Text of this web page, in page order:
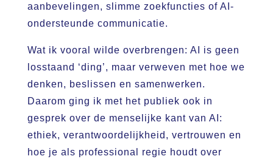
aanbevelingen, slimme zoekfuncties of AI-
ondersteunde communicatie.
Wat ik vooral wilde overbrengen: AI is geen
losstaand ‘ding’, maar verweven met hoe we
denken, beslissen en samenwerken.
Daarom ging ik met het publiek ook in
gesprek over de menselijke kant van AI:
ethiek, verantwoordelijkheid, vertrouwen en
hoe je als professional regie houdt over